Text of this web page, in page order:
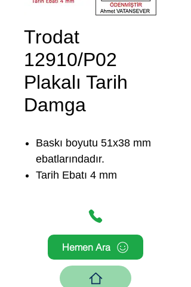
Trodat
12910/P02
Plakalı Tarih
Damga
Baskı boyutu 51x38 mm
ebatlarındadır.
Tarih Ebatı 4 mm
Hemen Ara